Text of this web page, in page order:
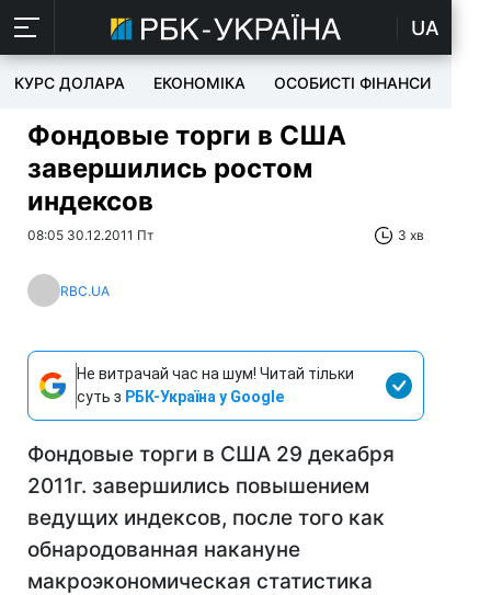
UA
КУРС ДОЛАРА ЕКОНОМІКА ОСОБИСТІ ФІНАНСИ
Фондовые торги в США
завершились ростом
индексов
08:05 30.12.2011 Пт 3 хв
RBC.UA
Не витрачай час на шум! Читай тільки
суть з РБК-Україна у Google
Фондовые торги в США 29 декабря
2011г. завершились повышением
ведущих индексов, после того как
обнародованная накануне
макроэкономическая статистика